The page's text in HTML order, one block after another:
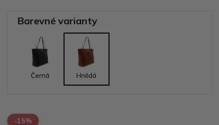
Barevné varianty
Černá Hnědá
-15%